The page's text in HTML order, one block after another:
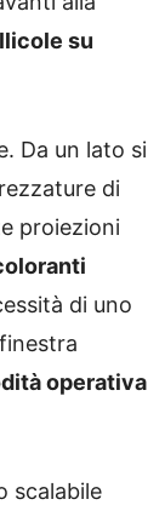
su
Da un lato si
di
proiezioni
di uno
operativa
scalabile